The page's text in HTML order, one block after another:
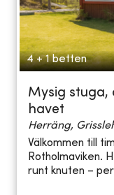
4 + 1 betten
Mysig stuga,
havet
Herräng,
Välkommen till
Rotholmaviken.
runt knuten –